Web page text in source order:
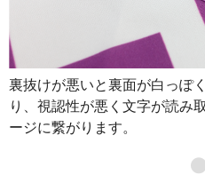
裏抜けが悪いと裏面が白っぽ
り、視認性が悪く文字が読み
ージに繋がります。